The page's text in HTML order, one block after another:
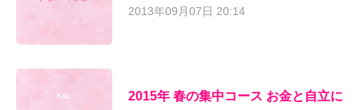
2013年09月07日 20:14
2015年 春の集中コース お金と自立に